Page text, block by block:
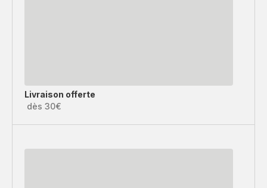
Livraison offerte
dès 30€